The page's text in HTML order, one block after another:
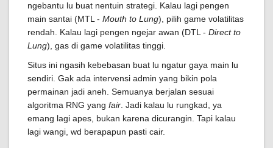
ngebantu lu buat nentuin strategi. Kalau lagi pengen
main santai (MTL - Mouth to Lung), pilih game volatilitas
rendah. Kalau lagi pengen ngejar awan (DTL - Direct to
Lung), gas di game volatilitas tinggi.
Situs ini ngasih kebebasan buat lu ngatur gaya main lu
sendiri. Gak ada intervensi admin yang bikin pola
permainan jadi aneh. Semuanya berjalan sesuai
algoritma RNG yang fair . Jadi kalau lu rungkad, ya
emang lagi apes, bukan karena dicurangin. Tapi kalau
lagi wangi, wd berapapun pasti cair.